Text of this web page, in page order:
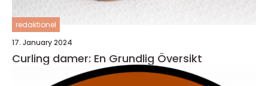
redaktionel
17. January 2024
Curling damer: En Grundlig Översikt